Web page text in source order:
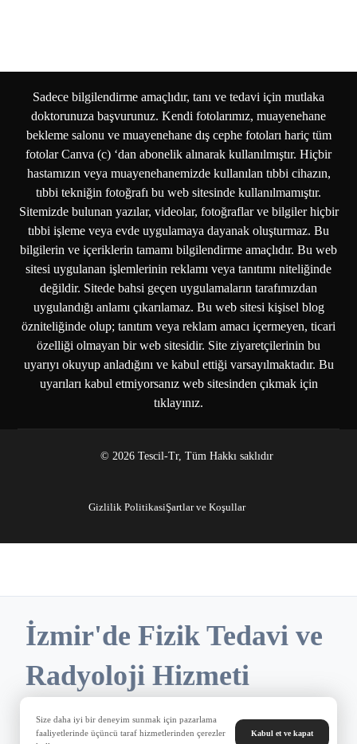
Sadece bilgilendirme amaçlıdır, tanı ve tedavi için mutlaka
doktorunuza başvurunuz. Kendi fotolarımız, muayenehane
bekleme salonu ve muayenehane dış cephe fotoları hariç tüm
fotolar Canva (c) ‘dan abonelik alınarak kullanılmıştır. Hiçbir
hastamızın veya muayenehanemizde kullanılan tıbbi cihazın,
tıbbi tekniğin fotoğrafı bu web sitesinde kullanılmamıştır.
Sitemizde bulunan yazılar, videolar, fotoğraflar ve bilgiler hiçbir
tıbbi işleme veya evde uygulamaya dayanak oluşturmaz. Bu
bilgilerin ve içeriklerin tamamı bilgilendirme amaçlıdır. Bu web
sitesi uygulanan işlemlerinin reklamı veya tanıtımı niteliğinde
değildir. Sitede bahsi geçen uygulamaların tarafımızdan
uygulandığı anlamı çıkarılamaz. Bu web sitesi kişisel blog
özniteliğinde olup; tanıtım veya reklam amacı içermeyen, ticari
özelliği olmayan bir web sitesidir. Site ziyaretçilerinin bu
uyarıyı okuyup anladığını ve kabul ettiği varsayılmaktadır. Bu
uyarıları kabul etmiyorsanız web sitesinden çıkmak için
tıklayınız.
© 2026 Tescil-Tr, Tüm Hakkı saklıdır
Gizlilik PolitikasiŞartlar ve Koşullar
Size daha iyi bir deneyim sunmak için pazarlama
faaliyetlerinde üçüncü taraf hizmetlerinden çerezler
Kabul et ve kapat
İzmir'de Fizik Tedavi ve
Radyoloji Hizmeti
Sunduğumuz Bölgeler